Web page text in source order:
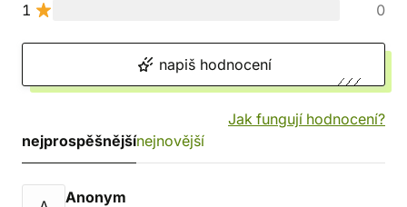
1
0
napiš hodnocení
Jak fungují hodnocení?
nejprospěšnějšínejnovější
Anonym